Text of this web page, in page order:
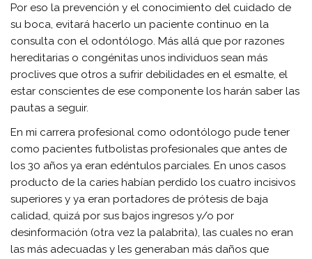
Por eso la prevención y el conocimiento del cuidado de
su boca, evitará hacerlo un paciente continuo en la
consulta con el odontólogo. Más allá que por razones
hereditarias o congénitas unos individuos sean más
proclives que otros a sufrir debilidades en el esmalte, el
estar conscientes de ese componente los harán saber las
pautas a seguir.
En mi carrera profesional como odontólogo pude tener
como pacientes futbolistas profesionales que antes de
los 30 años ya eran edéntulos parciales. En unos casos
producto de la caries habían perdido los cuatro incisivos
superiores y ya eran portadores de prótesis de baja
calidad, quizá por sus bajos ingresos y/o por
desinformación (otra vez la palabrita), las cuales no eran
las más adecuadas y les generaban más daños que